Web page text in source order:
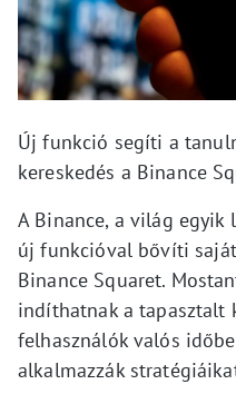
Új funkció segíti a
kereskedés a Binance
A Binance, a világ
új funkcióval bővíti
Binance Squaret.
indíthatnak a tapasztalt
felhasználók valós
alkalmazzák